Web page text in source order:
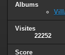
Albums
Visites
22252
Score